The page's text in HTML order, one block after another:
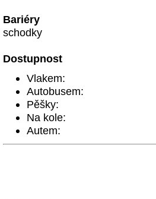
Bariéry
schodky
Dostupnost
Vlakem:
Autobusem:
Pěšky:
Na kole:
Autem: